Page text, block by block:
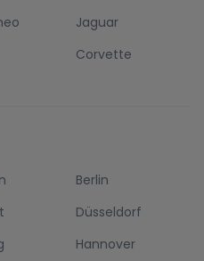
Jaguar
Corvette
Berlin
Düsseldorf
Hannover